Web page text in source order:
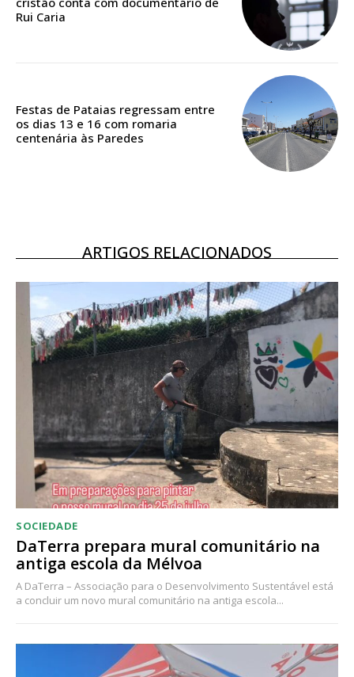
Acesso aos conteúdos Exclusivos para
Escolha o plano
16€
12 meses
Acesso ao conteúdo online
Acesso aos conteúdos Exclusivos para
assinantes
Ofertas para assinatura anual
Escolha o plano
Rui Caria
Festas de Pataias regressam entre
os dias 13 e 16 com romaria
centenária às Paredes
ARTIGOS RELACIONADOS
SOCIEDADE
DaTerra prepara mural comunitário na
antiga escola da Mélvoa
A DaTerra – Associação para o Desenvolvimento Sustentável está
a concluir um novo mural comunitário na antiga escola...